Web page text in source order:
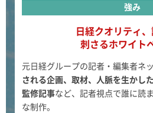
強み
日経クオリティ
刺さるホワイト
元日経グループの記者・編集者ネ
される企画、取材、人脈を生かし
監修記事など、記者視点で誰に読
な制作。